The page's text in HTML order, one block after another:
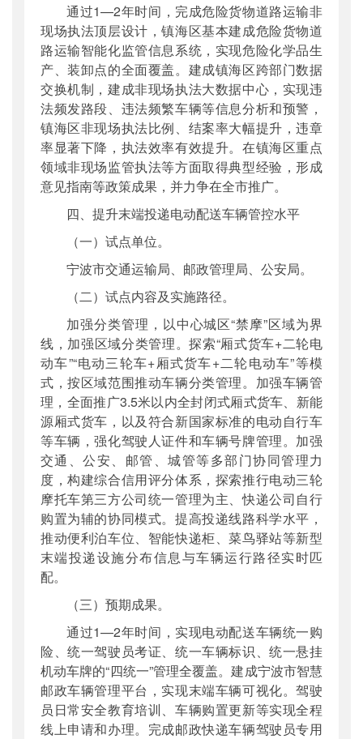
通过1—2年时间，完成危险货物道路运输非
现场执法顶层设计，镇海区基本建成危险货物道
路运输智能化监管信息系统，实现危险化学品生
产、装卸点的全面覆盖。建成镇海区跨部门数据
交换机制，建成非现场执法大数据中心，实现违
法频发路段、违法频繁车辆等信息分析和预警，
镇海区非现场执法比例、结案率大幅提升，违章
率显著下降，执法效率有效提升。在镇海区重点
领域非现场监管执法等方面取得典型经验，形成
意见指南等政策成果，并力争在全市推广。
四、提升末端投递电动配送车辆管控水平
（一）试点单位。
宁波市交通运输局、邮政管理局、公安局。
（二）试点内容及实施路径。
加强分类管理，以中心城区“禁摩”区域为界
线，加强区域分类管理。探索“厢式货车+二轮电
动车”“电动三轮车+厢式货车+二轮电动车”等模
式，按区域范围推动车辆分类管理。加强车辆管
理，全面推广3.5米以内全封闭式厢式货车、新能
源厢式货车，以及符合新国家标准的电动自行车
等车辆，强化驾驶人证件和车辆号牌管理。加强
交通、公安、邮管、城管等多部门协同管理力
度，构建综合信用评分体系，探索推行电动三轮
摩托车第三方公司统一管理为主、快递公司自行
购置为辅的协同模式。提高投递线路科学水平，
推动便利泊车位、智能快递柜、菜鸟驿站等新型
末端投递设施分布信息与车辆运行路径实时匹
配。
（三）预期成果。
通过1—2年时间，实现电动配送车辆统一购
险、统一驾驶员考证、统一车辆标识、统一悬挂
机动车牌的“四统一”管理全覆盖。建成宁波市智慧
邮政车辆管理平台，实现末端车辆可视化。驾驶
员日常安全教育培训、车辆购置更新等实现全程
线上申请和办理。完成邮政快递车辆驾驶员专用